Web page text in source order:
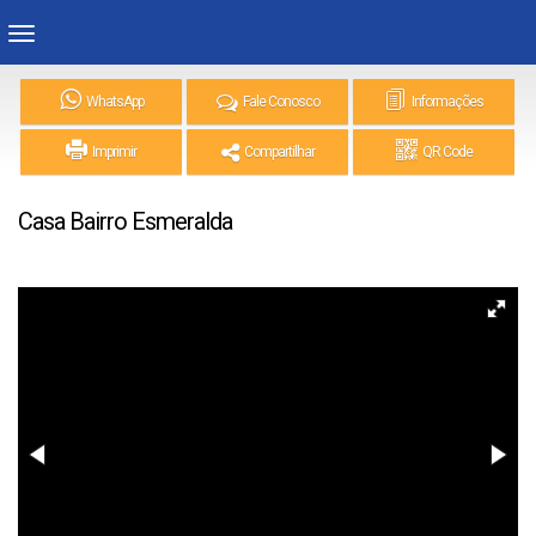
WhatsApp Fale Conosco Informações
Imprimir Compartilhar QR Code
Casa Bairro Esmeralda